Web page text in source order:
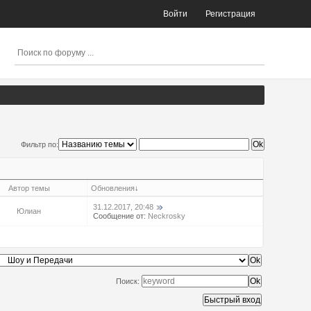
Войти Регистрация
Фильтр по:
Автор темы Обновления↓
Юлиан
31.12.2017, 20:48
Сообщение от: Neckrosky
Поиск: